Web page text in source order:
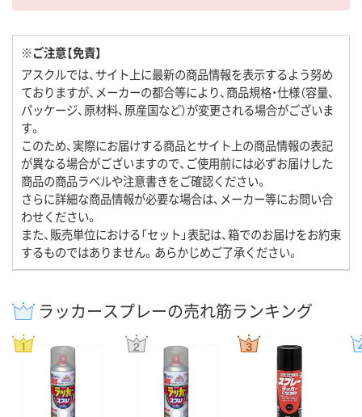
※ご注意【免責】
アスクルでは、サイト上に最新の商品情報を表示するよう努め
ておりますが、メーカーの都合等により、商品規格・仕様（容量、
パッケージ、原材料、原産国など）が変更される場合がございま
す。
このため、実際にお届けする商品とサイト上の商品情報の表記
が異なる場合がございますので、ご使用前には必ずお届けした
商品の商品ラベルや注意書きをご確認ください。
さらに詳細な商品情報が必要な場合は、メーカー等にお問い合
わせください。
また、販売単位における「セット」表記は、箱でのお届けをお約束
するものではありません。あらかじめご了承ください。
ラッカースプレーの売れ筋ランキング